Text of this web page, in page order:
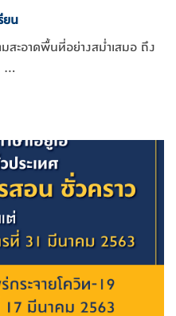
ยน
สะอาดพื้นที่อย่างสม่ำเสมอ ถึง
...